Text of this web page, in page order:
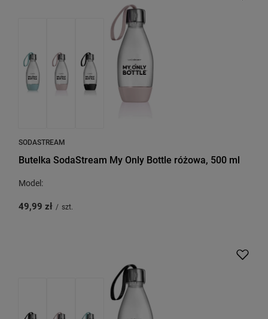
SODASTREAM
Butelka SodaStream My Only Bottle różowa, 500 ml
Model:
49,99 zł / szt.